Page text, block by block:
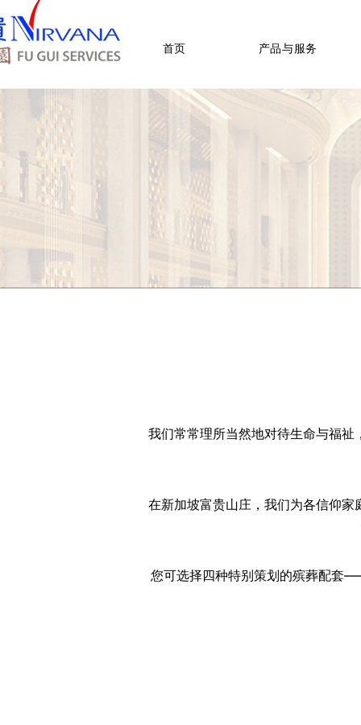
首页 产品与服务
我们常常理所当然地对待生命与福
在新加坡富贵山庄，我们为各信仰
您可选择四种特别策划的殡葬配套